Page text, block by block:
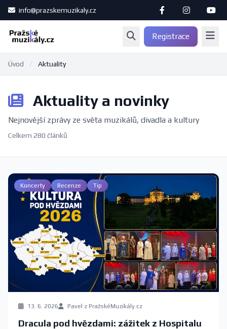
info@prazskemuzikaly.cz
Registrace
Úvod / Aktuality
Aktuality a novinky
Nejnovější zprávy ze světa muzikálů, divadla a kultury
Celkem 280 článků
Koncerty Recenze Tip
13. 6. 2026 Pavel z PražskéMuzikály.cz
Dracula pod hvězdami: zážitek z Hospitalu